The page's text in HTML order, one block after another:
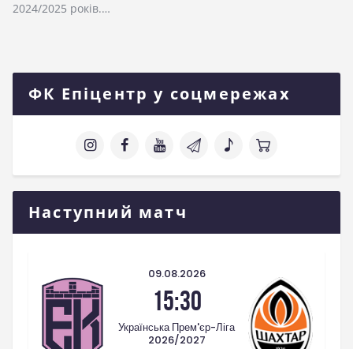
2024/2025 років.…
ФК Епіцентр у соцмережах
Наступний матч
09.08.2026
15:30
Українська Прем'єр-Ліга
2026/2027